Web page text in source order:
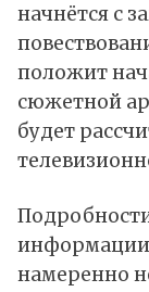
начнётся с
положит
сюжетной
будет
информации
намеренно